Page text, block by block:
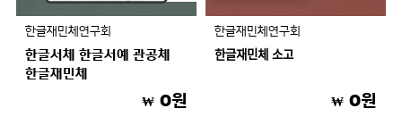
한글재민체연구회
한글서체 한글서예 관공체
한글재민체
₩ 0원
한글재민체연구회
한글재민체 소고
₩ 0원